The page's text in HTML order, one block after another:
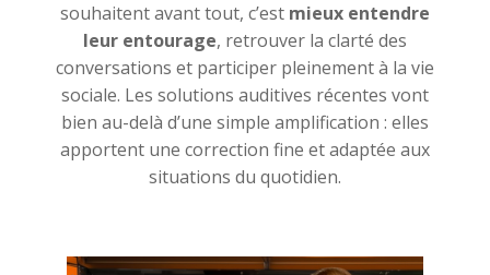
souhaitent avant tout, c’est mieux entendre
leur entourage, retrouver la clarté des
conversations et participer pleinement à la vie
sociale. Les solutions auditives récentes vont
bien au-delà d’une simple amplification : elles
apportent une correction fine et adaptée aux
situations du quotidien.